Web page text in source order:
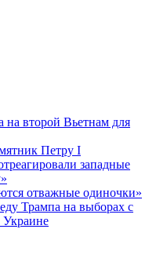
на второй Вьетнам для
Петру I
западные
отважные одиночки»
Трампа на выборах с
Украине